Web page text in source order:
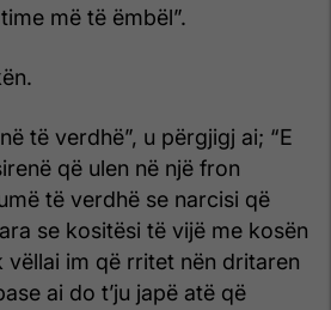
më të ëmbël”.
të verdhë”, u përgjigj ai; “E
që ulen në një fron
të verdhë se narcisi që
se kositësi të vijë me kosën
vëllai im që rritet nën dritaren
ai do t’ju japë atë që